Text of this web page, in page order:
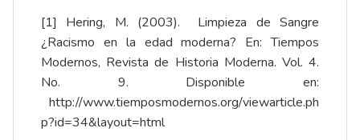
[1] Hering, M. (2003). Limpieza de Sangre
¿Racismo en la edad moderna? En: Tiempos
Modernos, Revista de Historia Moderna. Vol. 4.
No. 9. Disponible en:
http://www.tiemposmodernos.org/viewarticle.ph
p?id=34&layout=html